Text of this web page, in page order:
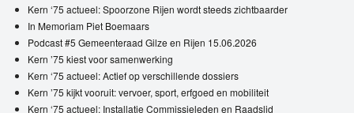
Kern ‘75 actueel: Spoorzone Rijen wordt steeds zichtbaarder
In Memoriam Piet Boemaars
Podcast #5 Gemeenteraad Gilze en Rijen 15.06.2026
Kern ’75 kiest voor samenwerking
Kern ‘75 actueel: Actief op verschillende dossiers
Kern ’75 kijkt vooruit: vervoer, sport, erfgoed en mobiliteit
Kern ‘75 actueel: Installatie Commissieleden en Raadslid